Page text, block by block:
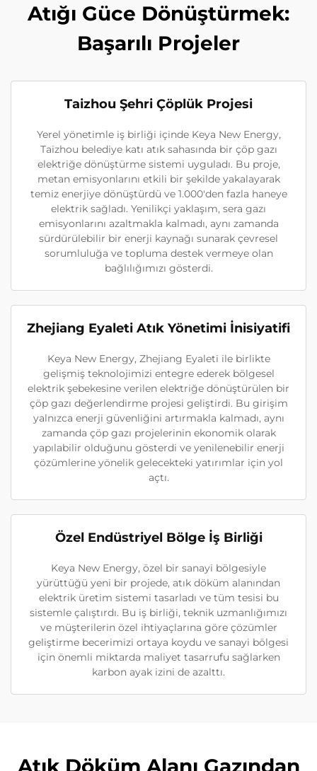
Atığı Güce Dönüştürmek:
Başarılı Projeler
Taizhou Şehri Çöplük Projesi
Yerel yönetimle iş birliği içinde Keya New Energy,
Taizhou belediye katı atık sahasında bir çöp gazı
elektriğe dönüştürme sistemi uyguladı. Bu proje,
metan emisyonlarını etkili bir şekilde yakalayarak
temiz enerjiye dönüştürdü ve 1.000'den fazla haneye
elektrik sağladı. Yenilikçi yaklaşım, sera gazı
emisyonlarını azaltmakla kalmadı, aynı zamanda
sürdürülebilir bir enerji kaynağı sunarak çevresel
sorumluluğa ve topluma destek vermeye olan
bağlılığımızı gösterdi.
Zhejiang Eyaleti Atık Yönetimi İnisiyatifi
Keya New Energy, Zhejiang Eyaleti ile birlikte
gelişmiş teknolojimizi entegre ederek bölgesel
elektrik şebekesine verilen elektriğe dönüştürülen bir
çöp gazı değerlendirme projesi geliştirdi. Bu girişim
yalnızca enerji güvenliğini artırmakla kalmadı, aynı
zamanda çöp gazı projelerinin ekonomik olarak
yapılabilir olduğunu gösterdi ve yenilenebilir enerji
çözümlerine yönelik gelecekteki yatırımlar için yol
açtı.
Özel Endüstriyel Bölge İş Birliği
Keya New Energy, özel bir sanayi bölgesiyle
yürüttüğü yeni bir projede, atık döküm alanından
elektrik üretim sistemi tasarladı ve tüm tesisi bu
sistemle çalıştırdı. Bu iş birliği, teknik uzmanlığımızı
ve müşterilerin özel ihtiyaçlarına göre çözümler
geliştirme becerimizi ortaya koydu ve sanayi bölgesi
için önemli miktarda maliyet tasarrufu sağlarken
karbon ayak izini de azalttı.
Atık Döküm Alanı Gazından